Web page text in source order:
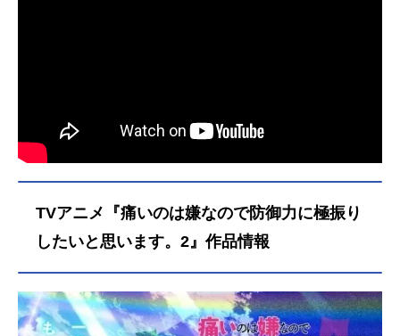
TVアニメ『痛いのは嫌なので防御力に極振り
したいと思います。2』作品情報